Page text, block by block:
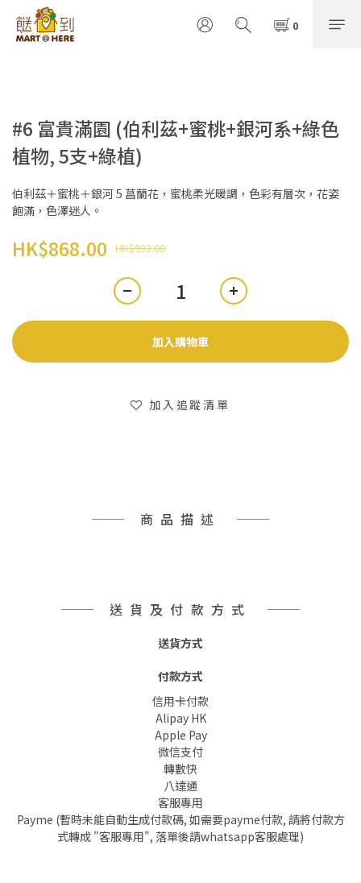
#6 富貴滿園 (伯利茲+蜜桃+銀河系+綠色
植物, 5支+綠植)
伯利茲＋蜜桃＋銀河 5 菖蘭花，蜜桃柔光暖調，色彩有層次，花姿
飽滿，色澤迷人。
HK$933.00
HK$868.00
加入購物車
加入追蹤清單
商品描述
送貨及付款方式
送貨方式
付款方式
信用卡付款
Alipay HK
Apple Pay
微信支付
轉數快
八達通
客服專用
Payme (暫時未能自動生成付款碼, 如需要payme付款, 請將付款方
式轉成 "客服專用", 落單後請whatsapp客服處理)